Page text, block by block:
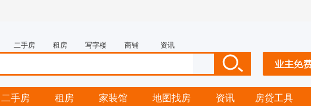
二手房 租房 写字楼 商铺 资讯
二手房 租房 家装馆 地图找房 资讯 房贷工具